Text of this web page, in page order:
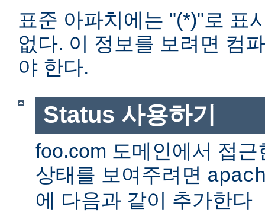
표준 아파치에는 "(*)"로 표
없다. 이 정보를 보려면 컴
야 한다.
Status 사용하기
foo.com 도메인에서 접
상태를 보여주려면
에 다음과 같이 추가한다